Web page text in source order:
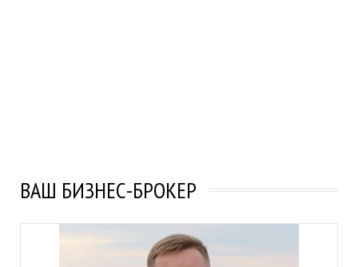
ВАШ БИЗНЕС-БРОКЕР